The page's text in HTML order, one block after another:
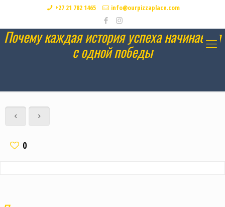
+27 21 782 1465 info@ourpizzaplace.com
Почему каждая история успеха начинается
с одной победы
0